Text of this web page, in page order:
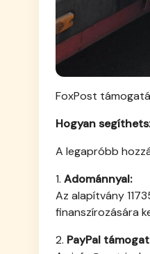
FoxPost
Hogyan
A legapróbb
1. Adománnyal:
Az alapítvány
finanszírozására
2. PayPal